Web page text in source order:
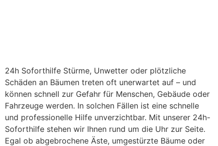
24h Soforthilfe Stürme, Unwetter oder plötzliche
Schäden an Bäumen treten oft unerwartet auf – und
können schnell zur Gefahr für Menschen, Gebäude oder
Fahrzeuge werden. In solchen Fällen ist eine schnelle
und professionelle Hilfe unverzichtbar. Mit unserer 24h-
Soforthilfe stehen wir Ihnen rund um die Uhr zur Seite.
Egal ob abgebrochene Äste, umgestürzte Bäume oder